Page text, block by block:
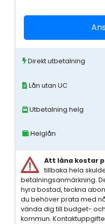
Direkt utbetalning
Lån utan UC
Utbetalning helg
Helglån
Att låna kostar
tillbaka hela
betalningsanmärkning.
hyra bostad, teckna
du behöver prata med
vända dig till budget-
kommun.